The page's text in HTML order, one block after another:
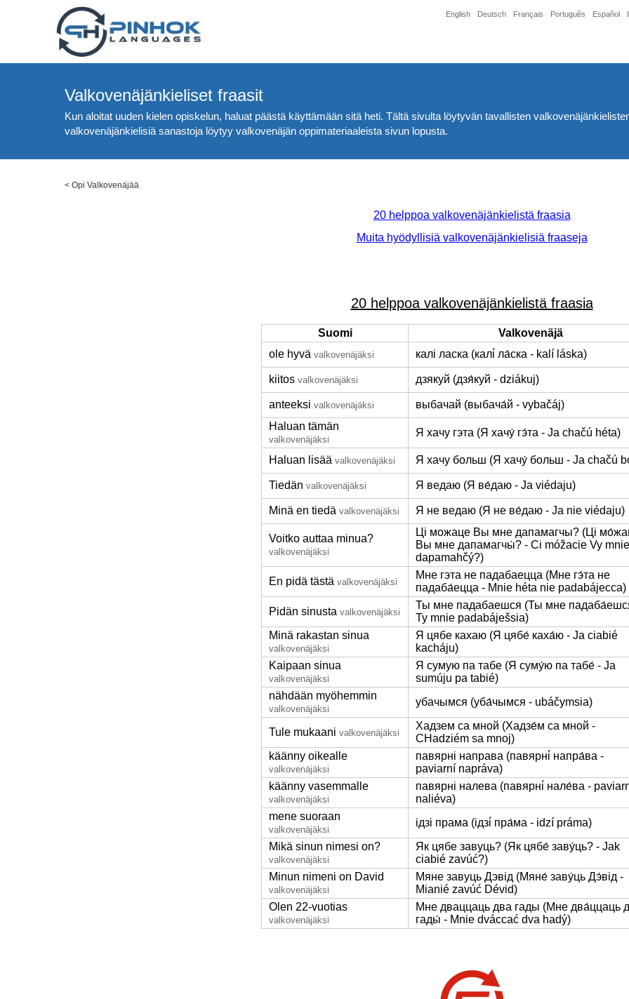
English Deutsch Français Português Español
Valkovenäjänkieliset fraasit
Kun aloitat uuden kielen opiskelun, haluat päästä käyttämään sitä heti. Tältä sivulta löytyvän tavallisten
valkovenäjänkielisiä sanastoja löytyy valkovenäjän oppimateriaaleista sivun lopusta.
< Opi Valkovenäjää
20 helppoa valkovenäjänkielistä fraasia
Muita hyödyllisiä valkovenäjänkielisiä fraaseja
20 helppoa valkovenäjänkielistä fraasia
Suomi
Valkovenäjä
ole hyvä valkovenäjäksi калі ласка (калі́ ла́ска - kalí láska)
kiitos valkovenäjäksi дзякуй (дзя́куй - dziákuj)
anteeksi valkovenäjäksi
выбачай (выбача́й - vybačáj)
Haluan tämän
valkovenäjäksi
Я хачу гэта (Я хачу́ гэ́та - Ja chačú héta)
Haluan lisää valkovenäjäksi Я хачу больш (Я хачу́ больш - Ja chačú
Tiedän valkovenäjäksi Я ведаю (Я ве́даю - Ja viédaju)
Minä en tiedä valkovenäjäksi Я не ведаю (Я не ве́даю - Ja nie viédaju)
Voitko auttaa minua?
valkovenäjäksi
Ці можаце Вы мне дапамагчы? (Ці
Вы мне дапамагчы́? - Ci móžacie Vy mnie
dapamahčý?)
En pidä tästä valkovenäjäksi
Мне гэта не падабаецца (Мне гэ́та не
падаба́ецца - Mnie héta nie padabájecca)
Pidän sinusta valkovenäjäksi
Ты мне падабаешся (Ты мне
Ty mnie padabáješsia)
Minä rakastan sinua
valkovenäjäksi
Я цябе кахаю (Я цябе́ каха́ю - Ja ciabié
kacháju)
Kaipaan sinua
valkovenäjäksi
Я сумую па табе (Я суму́ю па табе́ - Ja
sumúju pa tabié)
nähdään myöhemmin
valkovenäjäksi
убачымся (уба́чымся - ubáčymsia)
Tule mukaani valkovenäjäksi
Хадзем са мной (Хадзе́м са мной -
CHadziém sa mnoj)
käänny oikealle
valkovenäjäksi
павярні направа (павярні́ напра́ва -
paviarní napráva)
käänny vasemmalle
valkovenäjäksi
павярні налева (павярні́ нале́ва -
naliéva)
mene suoraan
valkovenäjäksi
ідзі прама (ідзі́ пра́ма - idzí práma)
Mikä sinun nimesi on?
valkovenäjäksi
Як цябе завуць? (Як цябе́ заву́ць? - Jak
ciabié zavúć?)
Minun nimeni on David
valkovenäjäksi
Мяне завуць Дэвід (Мяне́ заву́ць Дэ́від -
Mianié zavúć Dévid)
Olen 22-vuotias
valkovenäjäksi
Мне дваццаць два гады (Мне два́ццаць
гады́ - Mnie dváccać dva hadý)